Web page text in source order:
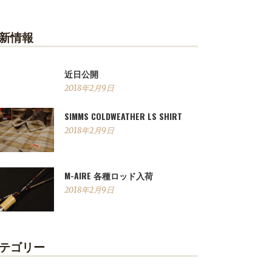
情報
近日公開
2018年2月9日
SIMMS COLDWEATHER LS SHIRT
2018年2月9日
M-AIRE 各種ロッド入荷
2018年2月9日
ゴリー